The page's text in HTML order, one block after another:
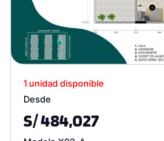
1 unidad disponible
Desde
S/ 484,027